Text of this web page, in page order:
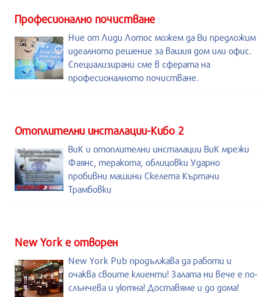
Професионално почистване
Ние от Лиди Лотос можем да Ви предложим
идеалното решение за вашия дом или офис.
Специализирани сме в сферата на
професионалното почистване.
Отоплителни инсталации-Кибо 2
ВиК и отоплителни инсталации ВиК мрежи
Фаянс, теракота, облицовки Ударно
пробивни машини Скелета Къртачи
Трамбовки
New York е отворен
New York Pub продължава да работи и
очаква своите клиенти! Залата ни вече е по-
слънчева и уютна! Доставяме и до дома!